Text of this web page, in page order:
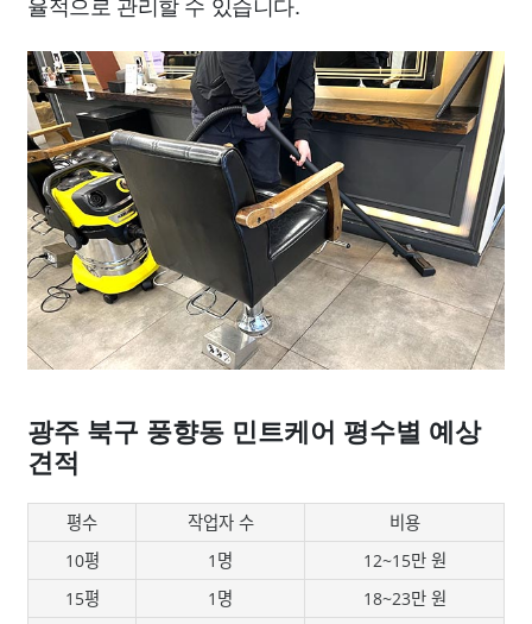
광주 북구 풍향동 민트케어 평수별 예상
견적
평수 작업자 수
비용
10평
1명
12~15만 원
15평
1명
18~23만 원